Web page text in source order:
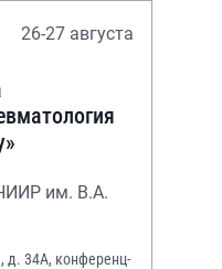
26-27 августа
им. В.А.
д. 34А, конференц-